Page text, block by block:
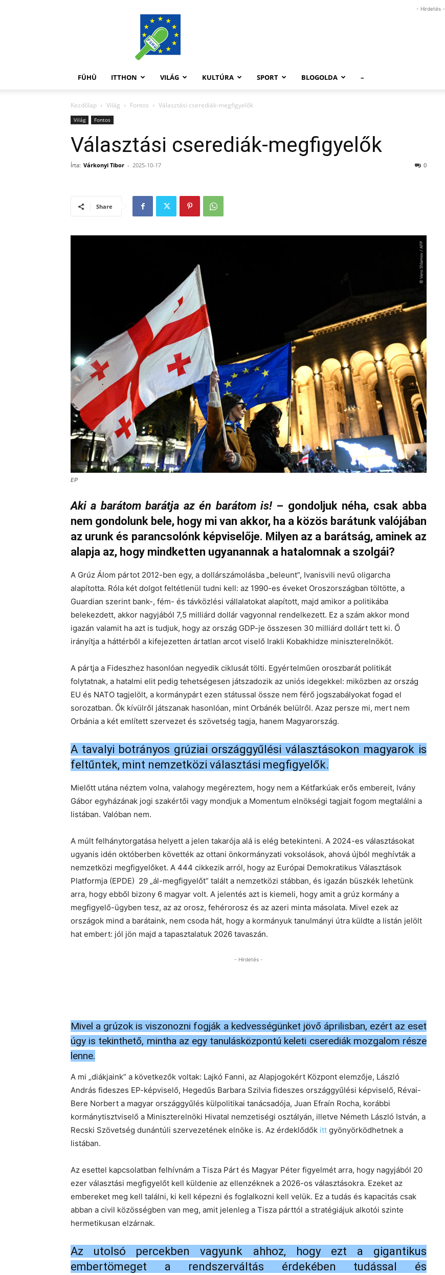
FüHü
- Hirdetés -
FÜHÜ ITTHON VILÁG KULTÚRA SPORT BLOGOLDA –
Kezdőlap Világ Fontos Választási cserediák-megfigyelők
Világ Fontos
Választási cserediák-megfigyelők
Írta: Várkonyi Tibor - 2025-10-17 0
Share
EP
Aki a barátom barátja az én barátom is! – gondoljuk néha, csak abba
nem gondolunk bele, hogy mi van akkor, ha a közös barátunk valójában
az urunk és parancsolónk képviselője. Milyen az a barátság, aminek az
alapja az, hogy mindketten ugyanannak a hatalomnak a szolgái?
A Grúz Álom pártot 2012-ben egy, a dollárszámolásba „beleunt”, Ivanisvili nevű oligarcha
alapította. Róla két dolgot feltétlenül tudni kell: az 1990-es éveket Oroszországban töltötte, a
Guardian szerint bank-, fém- és távközlési vállalatokat alapított, majd amikor a politikába
belekezdett, akkor nagyjából 7,5 milliárd dollár vagyonnal rendelkezett. Ez a szám akkor mond
igazán valamit ha azt is tudjuk, hogy az ország GDP-je összesen 30 milliárd dollárt tett ki. Ő
irányítja a háttérből a kifejezetten ártatlan arcot viselő Irakli Kobakhidze miniszterelnököt.
A pártja a Fideszhez hasonlóan negyedik ciklusát tölti. Egyértelműen oroszbarát politikát
folytatnak, a hatalmi elit pedig tehetségesen játszadozik az uniós idegekkel: miközben az ország
EU és NATO tagjelölt, a kormánypárt ezen státussal össze nem férő jogszabályokat fogad el
sorozatban. Ők kívülről játszanak hasonlóan, mint Orbánék belülről. Azaz persze mi, mert nem
Orbánia a két említett szervezet és szövetség tagja, hanem Magyarország.
A tavalyi botrányos grúziai országgyűlési választásokon magyarok is
feltűntek, mint nemzetközi választási megfigyelők.
Mielőtt utána néztem volna, valahogy megéreztem, hogy nem a Kétfarkúak erős embereit, Ivány
Gábor egyházának jogi szakértői vagy mondjuk a Momentum elnökségi tagjait fogom megtalálni a
listában. Valóban nem.
A múlt felhánytorgatása helyett a jelen takarója alá is elég betekinteni. A 2024-es választásokat
ugyanis idén októberben követték az ottani önkormányzati voksolások, ahová újból meghívták a
nemzetközi megfigyelőket. A 444 cikkezik arról, hogy az Európai Demokratikus Választások
Platformja (EPDE) 29 „ál-megfigyelőt” talált a nemzetközi stábban, és igazán büszkék lehetünk
arra, hogy ebből bizony 6 magyar volt. A jelentés azt is kiemeli, hogy amit a grúz kormány a
megfigyelő-ügyben tesz, az az orosz, fehérorosz és az azeri minta másolata. Mivel ezek az
országok mind a barátaink, nem csoda hát, hogy a kormányuk tanulmányi útra küldte a listán jelölt
hat embert: jól jön majd a tapasztalatuk 2026 tavaszán.
- Hirdetés -
Mivel a grúzok is viszonozni fogják a kedvességünket jövő áprilisban, ezért az eset
úgy is tekinthető, mintha az egy tanulásközpontú keleti cserediák mozgalom része
lenne.
A mi „diákjaink” a következők voltak: Lajkó Fanni, az Alapjogokért Központ elemzője, László
András fideszes EP-képviselő, Hegedűs Barbara Szilvia fideszes országgyűlési képviselő, Révai-
Bere Norbert a magyar országgyűlés külpolitikai tanácsadója, Juan Efraín Rocha, korábbi
kormánytisztviselő a Miniszterelnöki Hivatal nemzetiségi osztályán, illetve Németh László István, a
Recski Szövetség dunántúli szervezetének elnöke is. Az érdeklődők itt gyönyörködhetnek a
listában.
Az esettel kapcsolatban felhívnám a Tisza Párt és Magyar Péter figyelmét arra, hogy nagyjából 20
ezer választási megfigyelőt kell küldenie az ellenzéknek a 2026-os választásokra. Ezeket az
embereket meg kell találni, ki kell képezni és foglalkozni kell velük. Ez a tudás és kapacitás csak
abban a civil közösségben van meg, amit jelenleg a Tisza párttól a stratégiájuk alkotói szinte
hermetikusan elzárnak.
Az utolsó percekben vagyunk ahhoz, hogy ezt a gigantikus
embertömeget a rendszerváltás érdekében tudással és